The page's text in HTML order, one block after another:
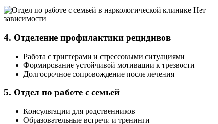
4. Отделение профилактики рецидивов
Работа с триггерами и стрессовыми ситуациями
Формирование устойчивой мотивации к трезвости
Долгосрочное сопровождение после лечения
5. Отдел по работе с семьей
Консультации для родственников
Образовательные встречи и тренинги